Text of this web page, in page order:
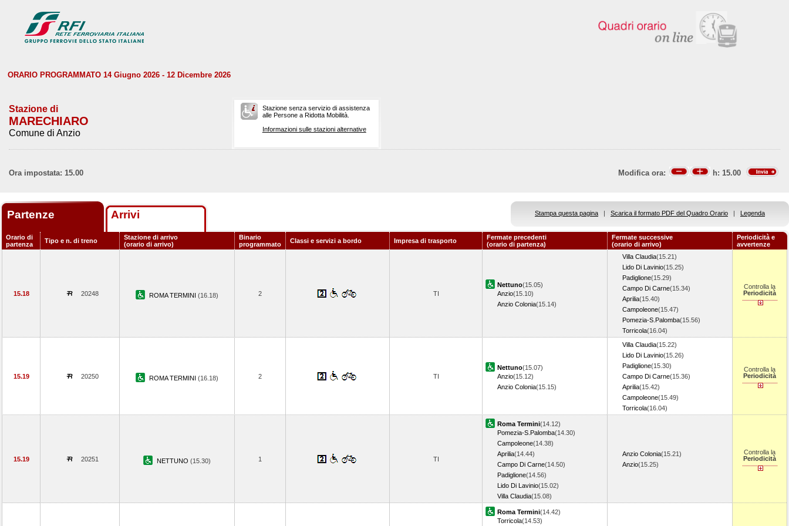
ORARIO PROGRAMMATO 14 Giugno 2026 - 12 Dicembre 2026
Stazione di
MARECHIARO
Comune di Anzio
Stazione senza servizio di assistenza
alle Persone a Ridotta Mobilità.
Informazioni sulle stazioni alternative
Ora impostata: 15.00 Modifica ora: h: 15.00
Partenze Arrivi Stampa questa pagina | Scarica il formato PDF del Quadro Orario | Legenda
Orario di
partenza
Tipo e n. di treno
Stazione di arrivo
(orario di arrivo)
Binario
programmato
Classi e servizi a bordo Impresa di trasporto
Fermate precedenti
(orario di partenza)
Fermate successive
(orario di arrivo)
Periodicità e
avvertenze
15.18 20248 ROMA TERMINI (16.18) 2 TI
Nettuno(15.05)
Anzio(15.10)
Anzio Colonia(15.14)
Villa Claudia(15.21)
Lido Di Lavinio(15.25)
Padiglione(15.29)
Campo Di Carne(15.34)
Aprilia(15.40)
Campoleone(15.47)
Pomezia-S.Palomba(15.56)
Torricola(16.04)
Controlla la
Periodicità
15.19 20250 ROMA TERMINI (16.18) 2 TI
Nettuno(15.07)
Anzio(15.12)
Anzio Colonia(15.15)
Villa Claudia(15.22)
Lido Di Lavinio(15.26)
Padiglione(15.30)
Campo Di Carne(15.36)
Aprilia(15.42)
Campoleone(15.49)
Torricola(16.04)
Controlla la
Periodicità
15.19 20251 NETTUNO (15.30) 1 TI
Roma Termini(14.12)
Pomezia-S.Palomba(14.30)
Campoleone(14.38)
Aprilia(14.44)
Campo Di Carne(14.50)
Padiglione(14.56)
Lido Di Lavinio(15.02)
Villa Claudia(15.08)
Anzio Colonia(15.21)
Anzio(15.25)
Controlla la
Periodicità
Roma Termini(14.42)
Torricola(14.53)